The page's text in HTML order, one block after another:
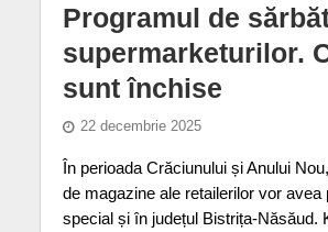
Programul de
supermarketurilor.
sunt închise
22 decembrie 2025
În perioada Crăciunului și Anului
de magazine ale retailerilor vor avea
special și în județul Bistrița-Năsăud.